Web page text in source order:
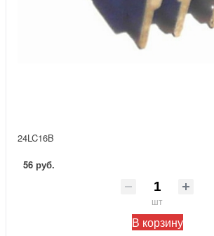
24LC16B
56 руб.
шт
В корзину